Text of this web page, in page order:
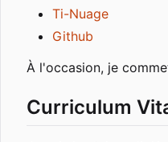
Ti-Nuage
Github
À l'occasion, je
Curriculum